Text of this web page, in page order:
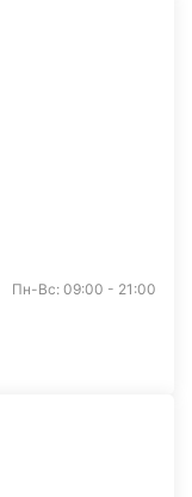
Пн-Вс: 09:00 - 21:00